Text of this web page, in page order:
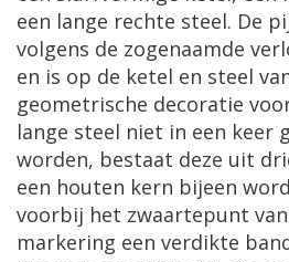
een lange rechte steel. De
volgens de zogenaamde
en is op de ketel en steel
geometrische decoratie
lange steel niet in een keer
worden, bestaat deze uit
een houten kern bijeen
voorbij het zwaartepunt
markering een verdikte